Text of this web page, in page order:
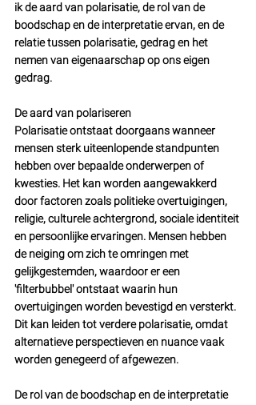
ik de aard van polarisatie, de rol van de
boodschap en de interpretatie ervan, en de
relatie tussen polarisatie, gedrag en het
nemen van eigenaarschap op ons eigen
gedrag.
De aard van polariseren
Polarisatie ontstaat doorgaans wanneer
mensen sterk uiteenlopende standpunten
hebben over bepaalde onderwerpen of
kwesties. Het kan worden aangewakkerd
door factoren zoals politieke overtuigingen,
religie, culturele achtergrond, sociale identiteit
en persoonlijke ervaringen. Mensen hebben
de neiging om zich te omringen met
gelijkgestemden, waardoor er een
'filterbubbel' ontstaat waarin hun
overtuigingen worden bevestigd en versterkt.
Dit kan leiden tot verdere polarisatie, omdat
alternatieve perspectieven en nuance vaak
worden genegeerd of afgewezen.
De rol van de boodschap en de interpretatie